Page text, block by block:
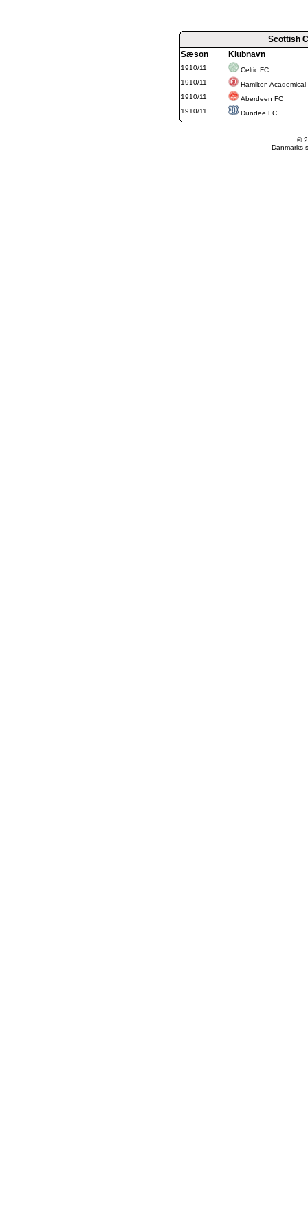
Scottish
Sæson
Klubnavn
1910/11
Celtic FC
1910/11
Hamilton Academical
1910/11
Aberdeen FC
1910/11
Dundee FC
©
Danmarks